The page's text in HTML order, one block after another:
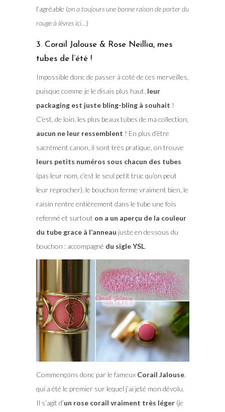
l’agréable (on a toujours une bonne raison de porter du
rouge à lèvres ici…)
3. Corail Jalouse & Rose Neillia, mes
tubes de l’été !
Impossible donc de passer à coté de ces merveilles,
puisque comme je le disais plus haut, leur
packaging est juste bling-bling à souhait !
C’est, de loin, les plus beaux tubes de ma collection,
aucun ne leur ressemblent ! En plus d’être
sacrément canon, il sont très pratique, on trouve
leurs petits numéros sous chacun des tubes
(pas leur nom, c’est le seul petit truc qu’on peut
leur reprocher), le bouchon ferme vraiment bien, le
raisin rentre entièrement dans le tube une fois
refermé et surtout on a un aperçu de la couleur
du tube grace à l’anneau juste en dessous du
bouchon : accompagné du sigle YSL.
Commençons donc par le fameux Corail Jalouse,
qui a été le premier sur lequel j’ai jeté mon dévolu.
Il s’agit d’un rose corail vraiment très léger(je